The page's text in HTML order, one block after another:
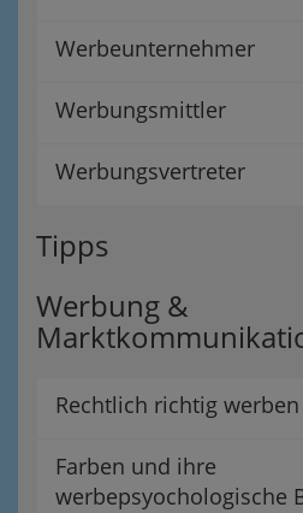
Werbeunternehmer
Werbungsmittler
Werbungsvertreter
Tipps
Werbung &
Rechtlich richtig werben
Farben und ihre
werbepsyochologische